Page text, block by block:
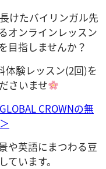
けたバイリンガル先
オンラインレッスン
目指しませんか？
体験レッスン(2回)を
さいませ
CROWNの無
や英語にまつわる豆
います。